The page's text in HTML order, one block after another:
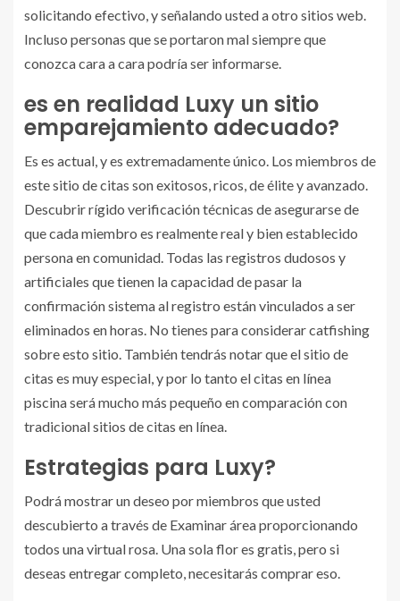
solicitando efectivo, y señalando usted a otro sitios web.
Incluso personas que se portaron mal siempre que
conozca cara a cara podría ser informarse.
es en realidad Luxy un sitio
emparejamiento adecuado?
Es es actual, y es extremadamente único. Los miembros de
este sitio de citas son exitosos, ricos, de élite y avanzado.
Descubrir rígido verificación técnicas de asegurarse de
que cada miembro es realmente real y bien establecido
persona en comunidad. Todas las registros dudosos y
artificiales que tienen la capacidad de pasar la
confirmación sistema al registro están vinculados a ser
eliminados en horas. No tienes para considerar catfishing
sobre esto sitio. También tendrás notar que el sitio de
citas es muy especial, y por lo tanto el citas en línea
piscina será mucho más pequeño en comparación con
tradicional sitios de citas en línea.
Estrategias para Luxy?
Podrá mostrar un deseo por miembros que usted
descubierto a través de Examinar área proporcionando
todos una virtual rosa. Una sola flor es gratis, pero si
deseas entregar completo, necesitarás comprar eso.